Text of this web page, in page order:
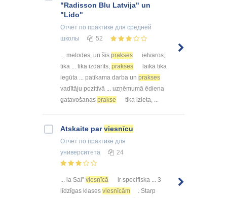
"Radisson Blu Latvija" un
"Lido"
Отчёт по практике для средней
школы
52
... metodes, un šīs prakses
ietvaros,
tika ... tika izdarīts, prakses
laikā tika
iegūta ... patīkama darba un prakses
vadītāju pozitīvā ... uzņēmumā ēdiena
gatavošanas prakse tika izieta, ...
Atskaite parviesnīcu
Отчёт по практике для
университета
24
... la Sal” viesnīcā
ir specifiska ... 3
līdzīgas klases viesnīcām
. Starp